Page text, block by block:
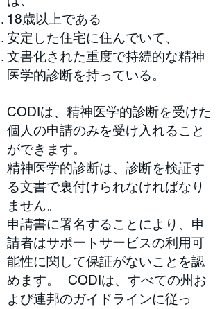
18歳以上である
安定した住宅に住んでいて、
文書化された重度で持続的な精神
医学的診断を持っている。
CODIは、精神医学的診断を受けた
個人の申請のみを受け入れること
ができます。
精神医学的診断は、診断を検証す
る文書で裏付けられなければなり
ません。
申請書に署名することにより、申
請者はサポートサービスの利用可
能性に関して保証がないことを認
めます。
CODIは、すべての州お
よび連邦のガイドラインに従っ